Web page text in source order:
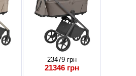
23479 грн
21346 грн